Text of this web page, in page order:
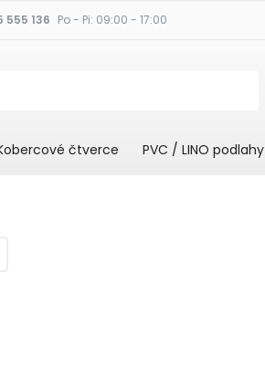
555 136 Po - Pi: 09:00 - 17:00
čtverce PVC / LINO podlahy